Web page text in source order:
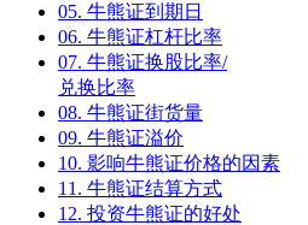
05. 牛熊证到期日
06. 牛熊证杠杆比率
07. 牛熊证换股比率/
兑换比率
08. 牛熊证街货量
09. 牛熊证溢价
10. 影响牛熊证价格的因素
11. 牛熊证结算方式
12. 投资牛熊证的好处